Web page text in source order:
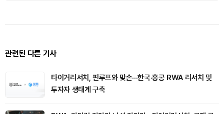
관련된 다른 기사
타이거리서치, 핀루프와 맞손···한국·홍콩 RWA 리서치 및
투자자 생태계 구축